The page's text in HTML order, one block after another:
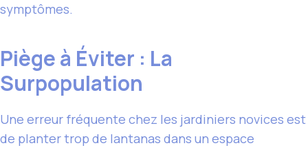
symptômes.
Piège à Éviter : La
Surpopulation
Une erreur fréquente chez les jardiniers novices est
de planter trop de lantanas dans un espace